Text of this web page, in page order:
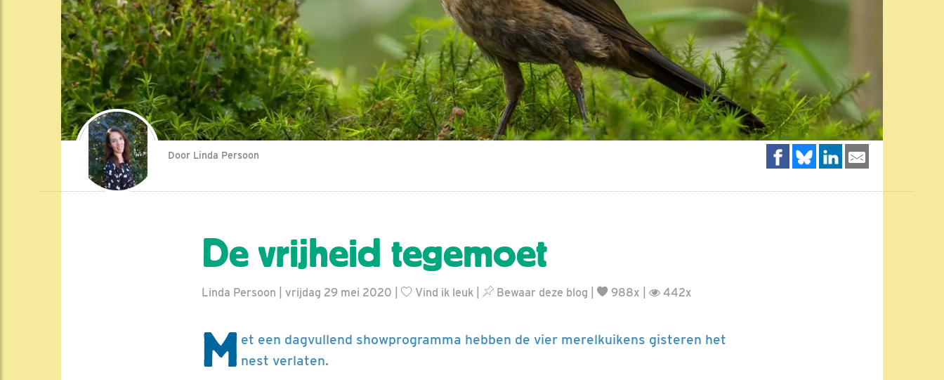
Door Linda Persoon
De vrijheid tegemoet
Linda Persoon | vrijdag 29 mei 2020 | Vind ik leuk Bewaar deze blog 988x | 442x
M et een dagvullend showprogramma hebben de vier merelkuikens gisteren het
nest verlaten.